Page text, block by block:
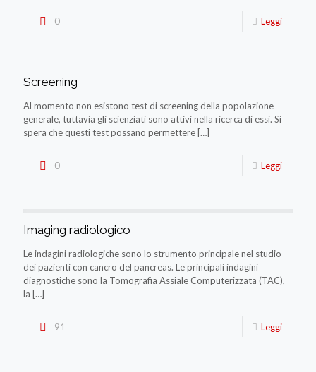
0 Leggi
Screening
Al momento non esistono test di screening della popolazione
generale, tuttavia gli scienziati sono attivi nella ricerca di essi. Si
spera che questi test possano permettere […]
0 Leggi
Imaging radiologico
Le indagini radiologiche sono lo strumento principale nel studio
dei pazienti con cancro del pancreas. Le principali indagini
diagnostiche sono la Tomografia Assiale Computerizzata (TAC),
la […]
91 Leggi